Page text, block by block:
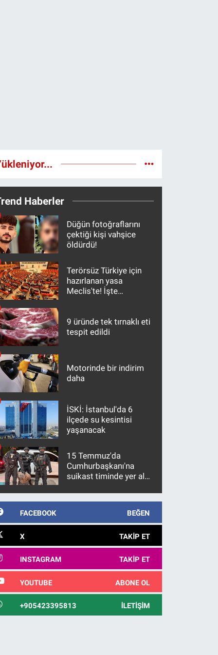
Haberler
Düğün fotoğraflarını
çektiği kişi vahşice
öldürdü!
Terörsüz Türkiye için
hazırlanan yasa
Meclis'te! İşte
9 üründe tek tırnaklı eti
tespit edildi
Motorinde bir indirim
daha
İSKİ: İstanbul'da 6
ilçede su kesintisi
yaşanacak
15 Temmuz'da
Cumhurbaşkanı'na
suikast timinde yer alan
10 yıl sonra yakalandı
FACEBOOK BEĞEN
X TAKIP ET
INSTAGRAM TAKIP ET
YOUTUBE ABONE OL
+905423395813 İLETIŞIM